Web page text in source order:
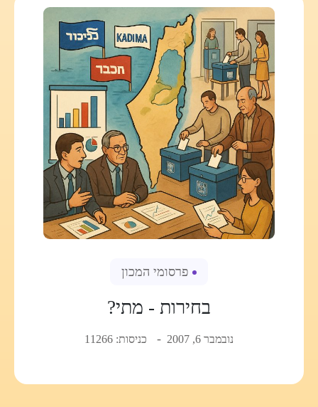
פרסומי המכון
בחירות - מתי?
נובמבר 6, 2007 כניסות: 11266